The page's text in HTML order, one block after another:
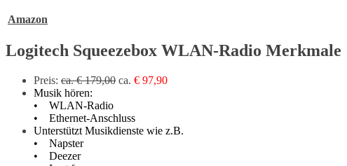
Amazon
Logitech Squeezebox WLAN-Radio Merkmale
Preis: ca. € 179,00 ca. € 97,90
Musik hören:
• WLAN-Radio
• Ethernet-Anschluss
Unterstützt Musikdienste wie z.B.
• Napster
• Deezer